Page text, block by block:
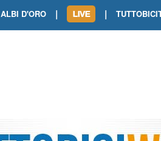
ALBI D'ORO |
TOUR DE FRANCE.
|